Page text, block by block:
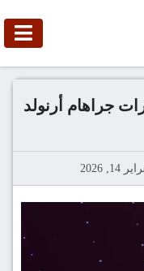
جراهام أرنولد
14, 2026